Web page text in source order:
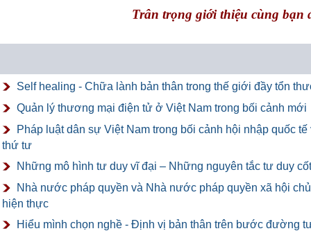
Trân trọng giới thiệu cùng bạn
Self healing - Chữa lành bản thân trong thế giới đầy tổn
Quản lý thương mại điện tử ở Việt Nam trong bối cảnh mới
Pháp luật dân sự Việt Nam trong bối cảnh hội nhập quốc
thứ tư
Những mô hình tư duy vĩ đại – Những nguyên tắc tư duy
Nhà nước pháp quyền và Nhà nước pháp quyền xã hội
hiện thực
Hiểu mình chọn nghề - Định vị bản thân trên bước đường